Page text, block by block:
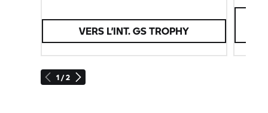
1 / 2
VERS L’INT.GS TROPHY